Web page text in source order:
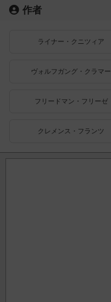
作者
ライナー・クニツィア
ヴォルフガング・クラマー
フリードマン・フリーゼ
クレメンス・フランツ